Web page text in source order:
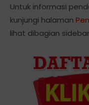
Untuk informasi
kunjungi halaman
lihat dibagian